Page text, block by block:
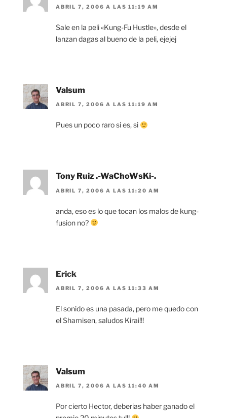
ABRIL 7, 2006 A LAS 11:19 AM
Sale en la peli «Kung-Fu Hustle», desde el
lanzan dagas al bueno de la peli, ejejej
Valsum
ABRIL 7, 2006 A LAS 11:19 AM
Pues un poco raro si es, si
Tony Ruiz .-WaChoWsKi-.
ABRIL 7, 2006 A LAS 11:20 AM
anda, eso es lo que tocan los malos de kung-
fusion no?
Erick
ABRIL 7, 2006 A LAS 11:33 AM
El sonido es una pasada, pero me quedo con
el Shamisen, saludos Kirai!!!
Valsum
ABRIL 7, 2006 A LAS 11:40 AM
Por cierto Hector, deberias haber ganado el